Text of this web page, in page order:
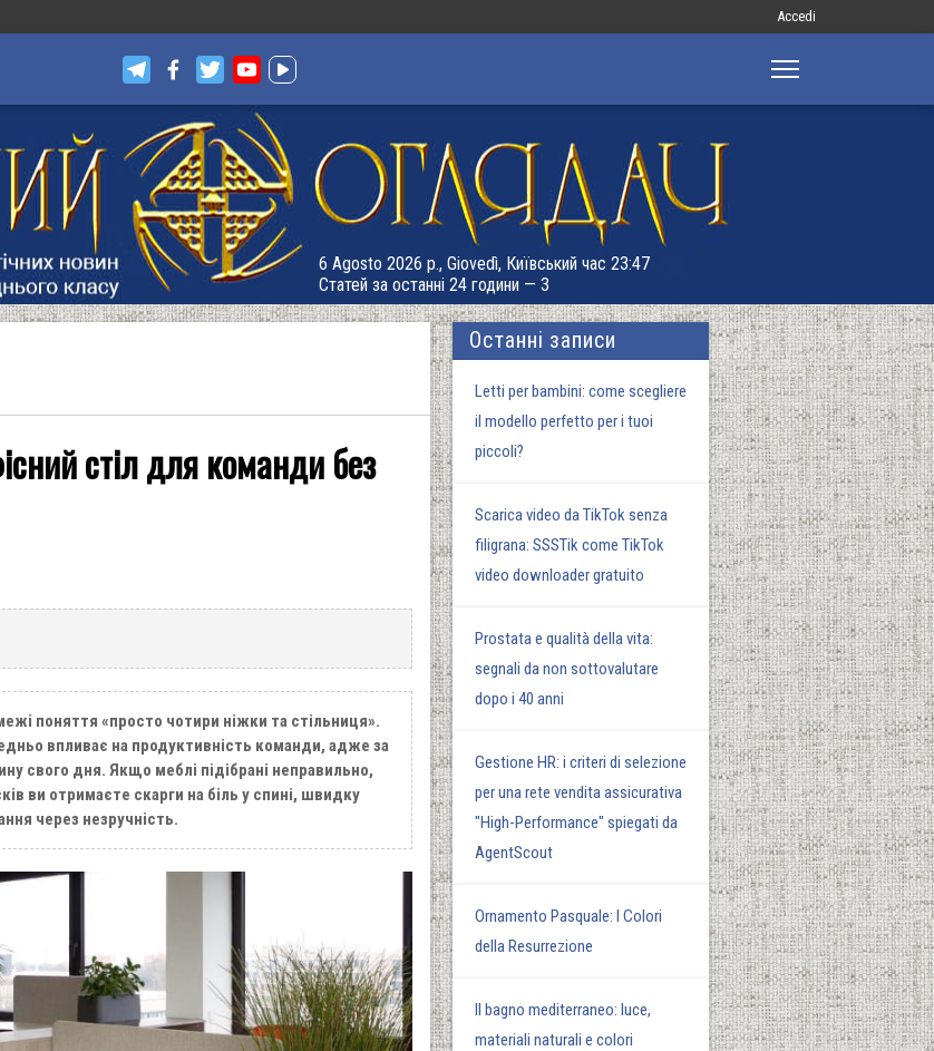
Меню
запису
Accedi
6 Agosto 2026 р., Giovedì, Київський час 23:47
Статей за останні 24 години — 3
стіл для команди без
поняття «просто чотири ніжки та стільниця».
впливає на продуктивність команди, адже за
свого дня. Якщо меблі підібрані неправильно,
ви отримаєте скарги на біль у спині, швидку
через незручність.
Останні записи
Letti per bambini: come scegliere
il modello perfetto per i tuoi
piccoli?
Scarica video da TikTok senza
filigrana: SSSTik come TikTok
video downloader gratuito
Prostata e qualità della vita:
segnali da non sottovalutare
dopo i 40 anni
Gestione HR: i criteri di selezione
per una rete vendita assicurativa
"High-Performance" spiegati da
AgentScout
Ornamento Pasquale: I Colori
della Resurrezione
Il bagno mediterraneo: luce,
materiali naturali e colori